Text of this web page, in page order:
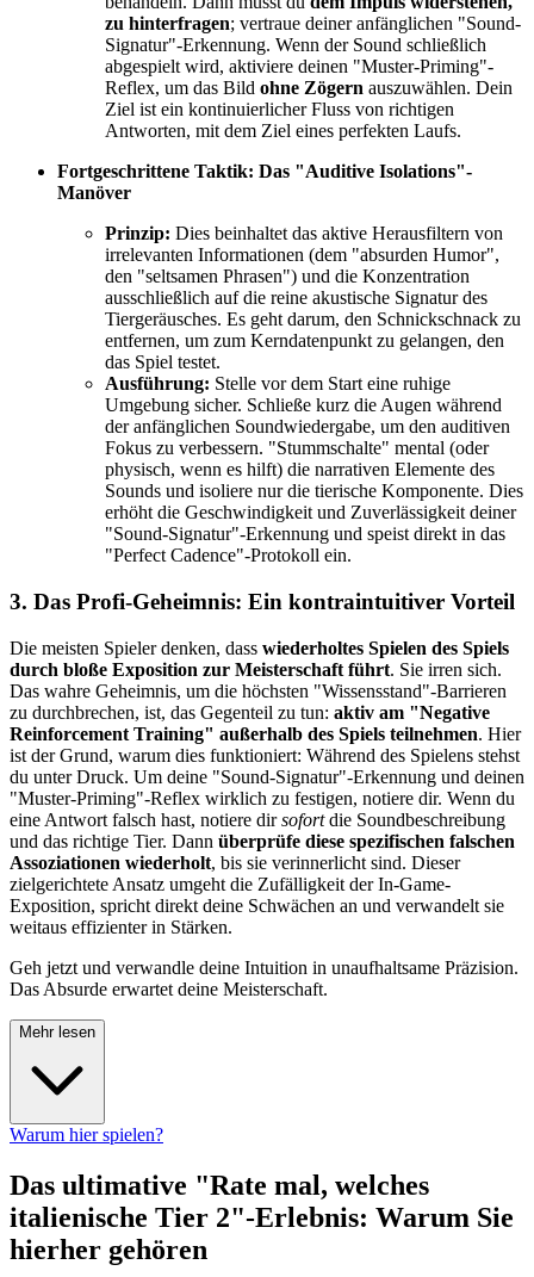
zu hinterfragen; vertraue deiner anfänglichen "Sound-
Signatur"-Erkennung. Wenn der Sound schließlich
abgespielt wird, aktiviere deinen "Muster-Priming"-
Reflex, um das Bild ohne Zögern auszuwählen. Dein
Ziel ist ein kontinuierlicher Fluss von richtigen
Antworten, mit dem Ziel eines perfekten Laufs.
Fortgeschrittene Taktik: Das "Auditive Isolations"-
Manöver
Prinzip: Dies beinhaltet das aktive Herausfiltern von
irrelevanten Informationen (dem "absurden Humor",
den "seltsamen Phrasen") und die Konzentration
ausschließlich auf die reine akustische Signatur des
Tiergeräusches. Es geht darum, den Schnickschnack zu
entfernen, um zum Kerndatenpunkt zu gelangen, den
das Spiel testet.
Ausführung: Stelle vor dem Start eine ruhige
Umgebung sicher. Schließe kurz die Augen während
der anfänglichen Soundwiedergabe, um den auditiven
Fokus zu verbessern. "Stummschalte" mental (oder
physisch, wenn es hilft) die narrativen Elemente des
Sounds und isoliere nur die tierische Komponente. Dies
erhöht die Geschwindigkeit und Zuverlässigkeit deiner
"Sound-Signatur"-Erkennung und speist direkt in das
"Perfect Cadence"-Protokoll ein.
3. Das Profi-Geheimnis: Ein kontraintuitiver Vorteil
Die meisten Spieler denken, dass wiederholtes Spielen des Spiels
durch bloße Exposition zur Meisterschaft führt. Sie irren sich.
Das wahre Geheimnis, um die höchsten "Wissensstand"-Barrieren
zu durchbrechen, ist, das Gegenteil zu tun: aktiv am "Negative
Reinforcement Training" außerhalb des Spiels teilnehmen. Hier
ist der Grund, warum dies funktioniert: Während des Spielens stehst
du unter Druck. Um deine "Sound-Signatur"-Erkennung und deinen
"Muster-Priming"-Reflex wirklich zu festigen, notiere dir. Wenn du
eine Antwort falsch hast, notiere dirsofortdie Soundbeschreibung
und das richtige Tier. Dann überprüfe diese spezifischen falschen
Assoziationen wiederholt, bis sie verinnerlicht sind. Dieser
zielgerichtete Ansatz umgeht die Zufälligkeit der In-Game-
Exposition, spricht direkt deine Schwächen an und verwandelt sie
weitaus effizienter in Stärken.
Geh jetzt und verwandle deine Intuition in unaufhaltsame Präzision.
Das Absurde erwartet deine Meisterschaft.
Mehr lesen
Warum hier spielen?
Das ultimative "Rate mal, welches
italienische Tier 2"-Erlebnis: Warum Sie
hierher gehören